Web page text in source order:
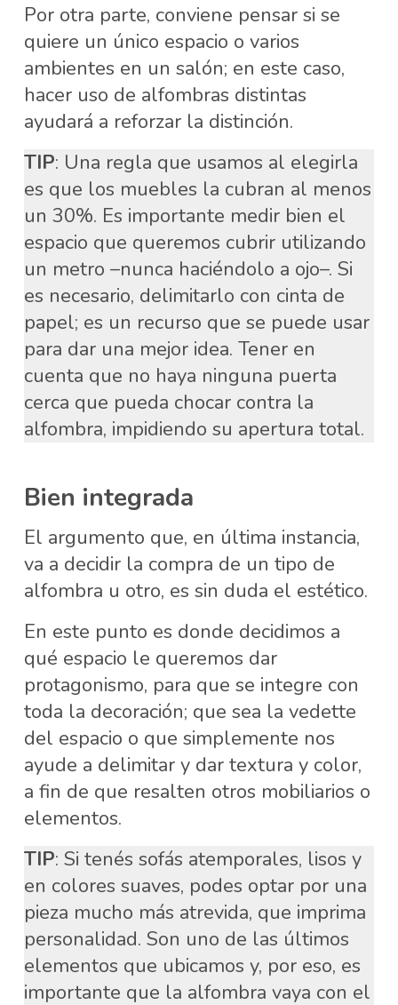
Por otra parte, conviene pensar si se
quiere un único espacio o varios
ambientes en un salón; en este caso,
hacer uso de alfombras distintas
ayudará a reforzar la distinción.
TIP: Una regla que usamos al elegirla
es que los muebles la cubran al menos
un 30%. Es importante medir bien el
espacio que queremos cubrir utilizando
un metro –nunca haciéndolo a ojo–. Si
es necesario, delimitarlo con cinta de
papel; es un recurso que se puede usar
para dar una mejor idea. Tener en
cuenta que no haya ninguna puerta
cerca que pueda chocar contra la
alfombra, impidiendo su apertura total.
Bien integrada
El argumento que, en última instancia,
va a decidir la compra de un tipo de
alfombra u otro, es sin duda el estético.
En este punto es donde decidimos a
qué espacio le queremos dar
protagonismo, para que se integre con
toda la decoración; que sea la vedette
del espacio o que simplemente nos
ayude a delimitar y dar textura y color,
a fin de que resalten otros mobiliarios o
elementos.
TIP: Si tenés sofás atemporales, lisos y
en colores suaves, podes optar por una
pieza mucho más atrevida, que imprima
personalidad. Son uno de las últimos
elementos que ubicamos y, por eso, es
importante que la alfombra vaya con el